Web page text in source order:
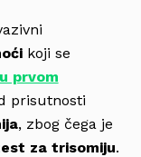
koji se
u prvom
prisutnosti
, zbog čega je
za trisomiju.